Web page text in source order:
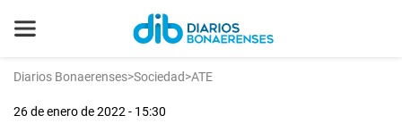
Diarios Bonaerenses>Sociedad>ATE
26 de enero de 2022 - 15:30